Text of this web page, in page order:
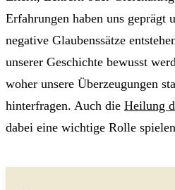
Erfahrungen haben uns geprägt
negative Glaubenssätze
unserer Geschichte bewusst
woher unsere Überzeugungen
hinterfragen. Auch die Heilung
dabei eine wichtige Rolle